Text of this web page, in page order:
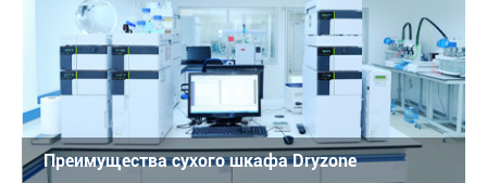
Преимущества сухого шкафа Dryzone